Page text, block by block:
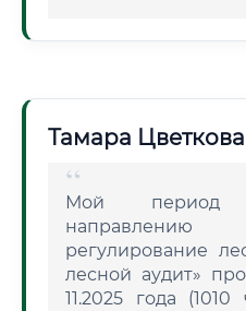
Тамара Цветкова
Мой период
регулирование
лесной аудит»
11.2025 года